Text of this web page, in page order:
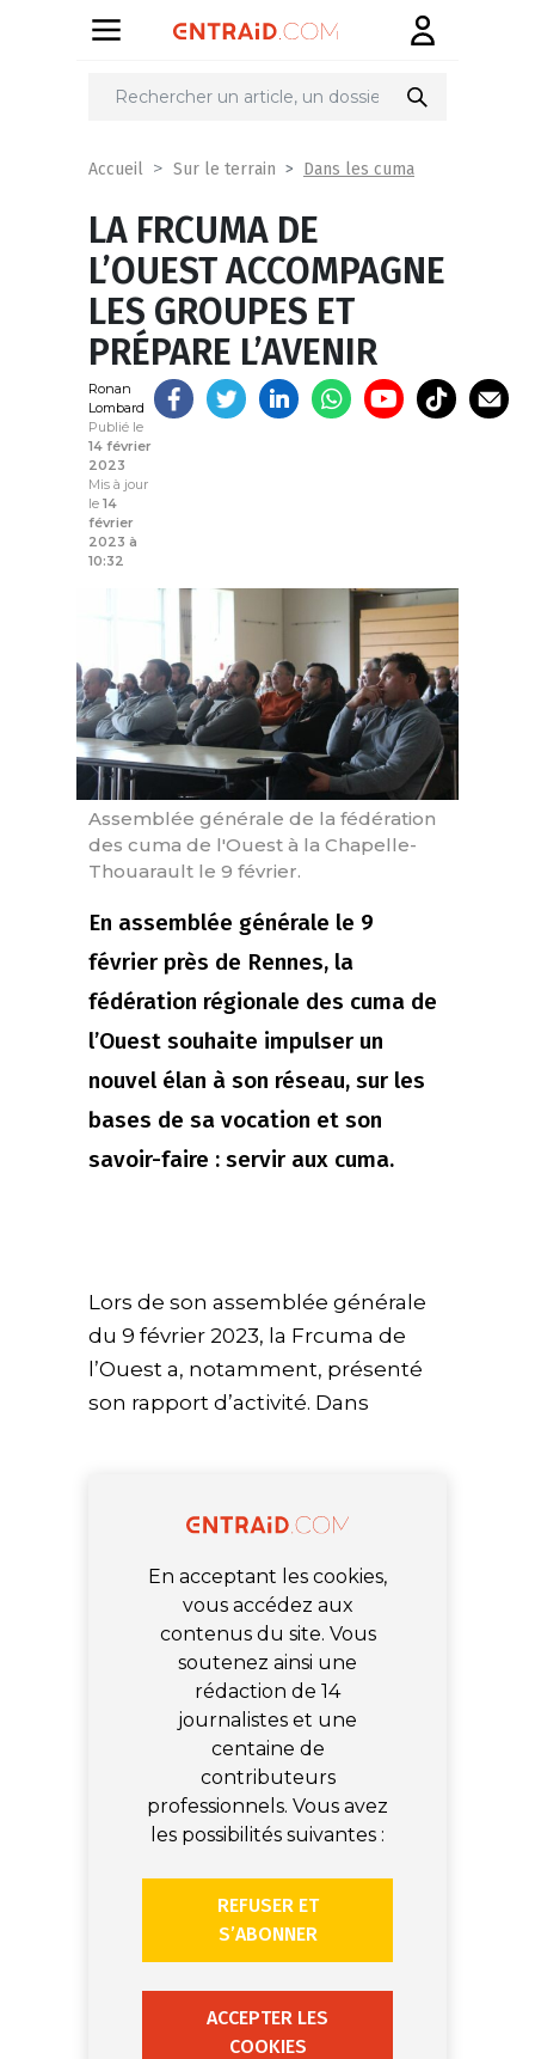
Partager
Accueil Sur le terrain Dans les cuma
LA FRCUMA DE
L’OUEST ACCOMPAGNE
LES GROUPES ET
PRÉPARE L’AVENIR
Ronan
Lombard
Publié le
14 février
2023
Mis à jour
le 14
février
2023 à
10:32
Assemblée générale de la fédération
des cuma de l'Ouest à la Chapelle-
Thouarault le 9 février.
En assemblée générale le 9
février près de Rennes, la
fédération régionale des cuma de
l’Ouest souhaite impulser un
nouvel élan à son réseau, sur les
bases de sa vocation et son
savoir-faire : servir aux cuma.
Lors de son assemblée générale
du 9 février 2023, la Frcuma de
l’Ouest a, notamment, présenté
son rapport d’activité. Dans
En acceptant les cookies,
vous accédez aux
contenus du site. Vous
soutenez ainsi une
rédaction de 14
journalistes et une
centaine de
contributeurs
professionnels. Vous avez
les possibilités suivantes :
REFUSER ET
S’ABONNER
ACCEPTER LES
COOKIES